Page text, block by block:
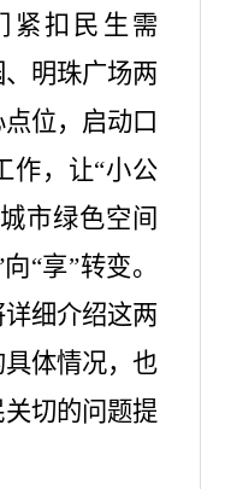
紧扣民生需
明珠广场两
位，启动口
作，让“小公
市绿色空间
“享”转变。
细介绍这两
体情况，也
切的问题提